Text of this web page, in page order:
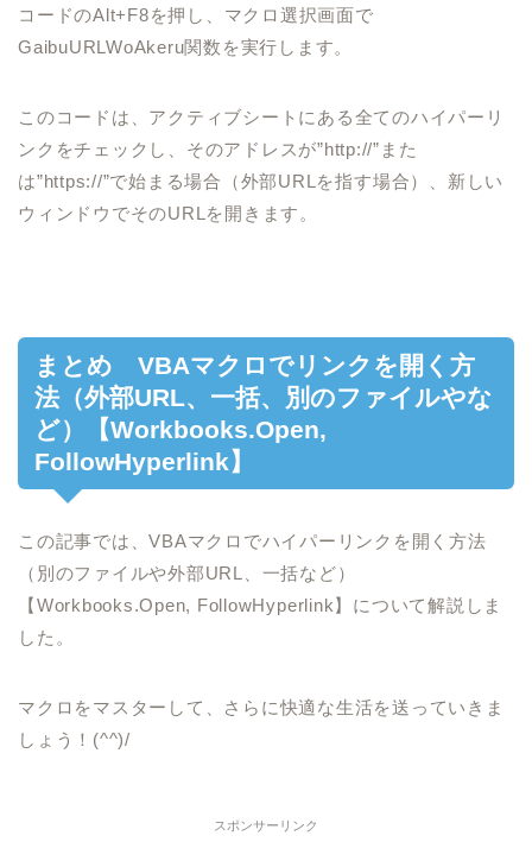
コードのAlt+F8を押し、マクロ選択画面で
GaibuURLWoAkeru関数を実行します。
このコードは、アクティブシートにある全てのハイパーリ
ンクをチェックし、そのアドレスが”http://”また
は”https://”で始まる場合（外部URLを指す場合）、新しい
ウィンドウでそのURLを開きます。
まとめ VBAマクロでリンクを開く方
法（外部URL、一括、別のファイルやな
ど）【Workbooks.Open,
FollowHyperlink】
この記事では、VBAマクロでハイパーリンクを開く方法
（別のファイルや外部URL、一括など）
【Workbooks.Open, FollowHyperlink】について解説しま
した。
マクロをマスターして、さらに快適な生活を送っていきま
しょう！(^^)/
スポンサーリンク